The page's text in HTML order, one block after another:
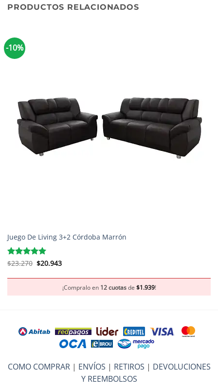
PRODUCTOS RELACIONADOS
-10%
Juego De Living 3+2 Córdoba Marrón
Valorado
$23.270 El
precio
era:
$23.270.
$20.943El
precio
es:
$20.943.
¡Compralo en 12 cuotasde $1.939!
COMO COMPRAR| ENVÍOS | RETIROS | DEVOLUCIONES
Y REEMBOLSOS